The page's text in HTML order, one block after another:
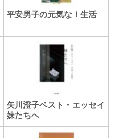
平安男子の元気な！生活
矢川澄子ベスト・エッセイ
妹たちへ